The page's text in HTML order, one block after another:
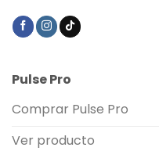
Pulse Pro
Comprar Pulse Pro
Ver producto